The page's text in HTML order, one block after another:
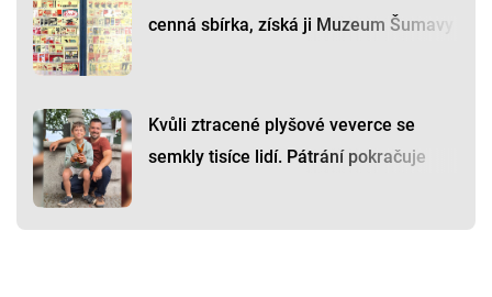
cenná sbírka, získá ji Muzeum Šumavy
Kvůli ztracené plyšové veverce se
semkly tisíce lidí. Pátrání pokračuje